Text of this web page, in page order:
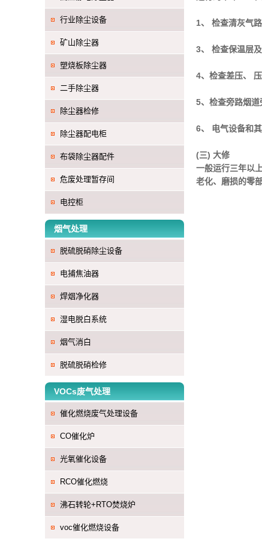
1、 检查清灰气
3、 检查保温层
4、检查差压、
5、检查旁路烟道
6、 电气设备和
(三) 大修
一般运行三年以
老化、磨损的零
行业除尘设备
矿山除尘器
塑烧板除尘器
二手除尘器
除尘器检修
除尘器配电柜
布袋除尘器配件
危废处理暂存间
电控柜
烟气处理
脱硫脱硝除尘设备
电捕焦油器
焊烟净化器
湿电脱白系统
烟气消白
脱硫脱硝检修
VOCs废气处理
催化燃烧废气处理设备
CO催化炉
光氧催化设备
RCO催化燃烧
沸石转轮+RTO焚烧炉
voc催化燃烧设备